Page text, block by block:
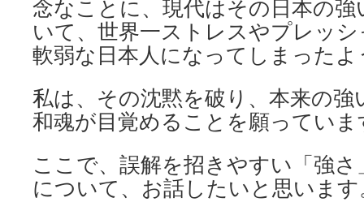
念なことに、現代はその日本の
いて、世界一ストレスやプレッ
軟弱な日本人になってしまった
私は、その沈黙を破り、本来の強
和魂が目覚めることを願っていま
ここで、誤解を招きやすい「強
について、お話したいと思います